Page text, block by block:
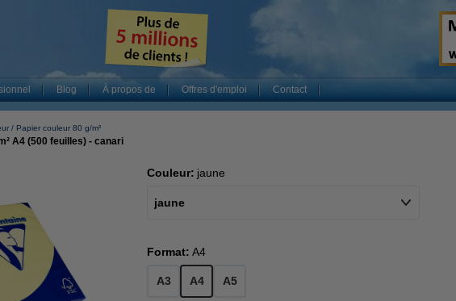
Blog À propos de Offres d'emploi Contact
Papier couleur 80 g/m²
A4 (500 feuilles) - canari
Couleur: jaune
jaune
Format: A4
A3 A4 A5